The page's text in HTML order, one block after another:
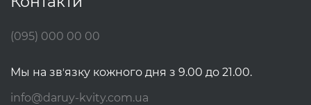
(095) 000 00 00
Мы на звʼязку кожного дня з 9.00 до 21.00.
info@daruy-kvity.com.ua